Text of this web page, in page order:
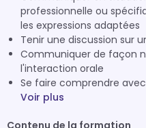
professionnelle ou
les expressions adaptées
Tenir une discussion sur
Communiquer de façon
l'interaction orale
Se faire comprendre
Voir plus
Contenu de la formation